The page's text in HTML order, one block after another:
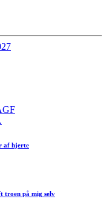
af hjerte
troen på mig selv